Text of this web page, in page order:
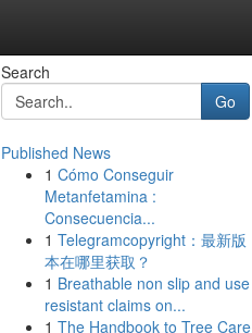
Search
Go
Published News
1 Cómo Conseguir
Metanfetamina :
Consecuencia...
1 Telegramcopyright：最新版
本在哪里获取？
1 Breathable non slip and use
resistant claims on...
1 The Handbook to Tree Care